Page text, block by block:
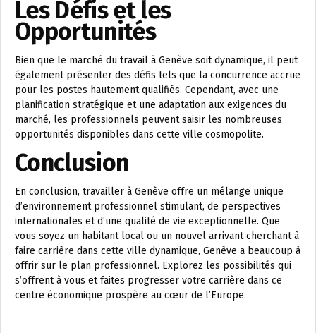
Les Défis et les
Opportunités
Bien que le marché du travail à Genève soit dynamique, il peut
également présenter des défis tels que la concurrence accrue
pour les postes hautement qualifiés. Cependant, avec une
planification stratégique et une adaptation aux exigences du
marché, les professionnels peuvent saisir les nombreuses
opportunités disponibles dans cette ville cosmopolite.
Conclusion
En conclusion, travailler à Genève offre un mélange unique
d’environnement professionnel stimulant, de perspectives
internationales et d’une qualité de vie exceptionnelle. Que
vous soyez un habitant local ou un nouvel arrivant cherchant à
faire carrière dans cette ville dynamique, Genève a beaucoup à
offrir sur le plan professionnel. Explorez les possibilités qui
s’offrent à vous et faites progresser votre carrière dans ce
centre économique prospère au cœur de l’Europe.